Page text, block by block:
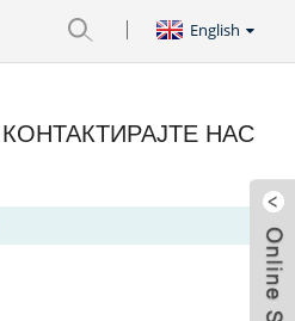
English
КОНТАКТИРАЈТЕ НАС